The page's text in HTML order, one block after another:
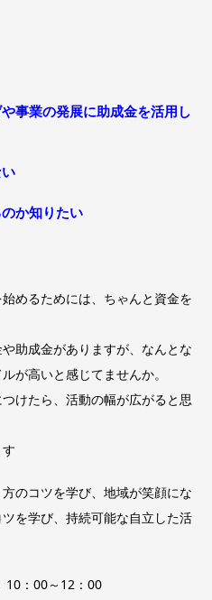
事業の発展に助成金を活用し
か知りたい
めるためには、ちゃんと資金を
助成金がありますが、なんとな
が高いと感じてませんか。
けたら、活動の幅が広がると思
のコツを学び、地域が笑顔にな
を学び、持続可能な自立した活
：00～12：00